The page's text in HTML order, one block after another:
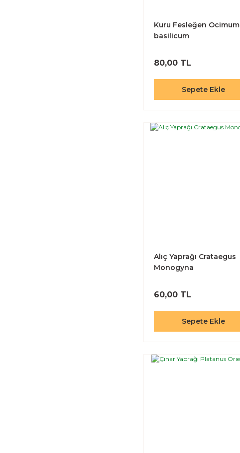
Kuru Fesleğen Ocimum
basilicum
80,00 TL
Sepete Ekle
Alıç Yaprağı Crataegus
Monogyna
60,00 TL
Sepete Ekle